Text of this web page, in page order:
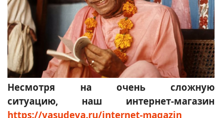
Несмотря на очень сложную
ситуацию, наш интернет-магазин
https://vasudeva.ru/internet-magazin